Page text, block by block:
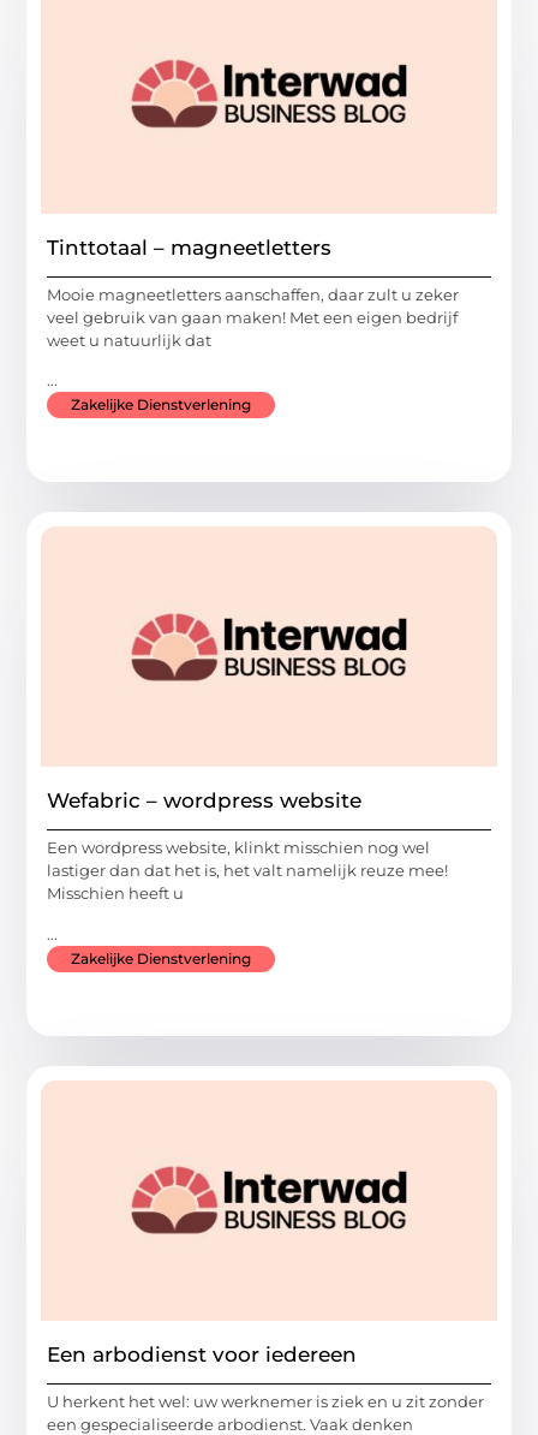
Tinttotaal – magneetletters
Mooie magneetletters aanschaffen, daar zult u zeker
veel gebruik van gaan maken! Met een eigen bedrijf
weet u natuurlijk dat
...
Zakelijke Dienstverlening
Wefabric – wordpress website
Een wordpress website, klinkt misschien nog wel
lastiger dan dat het is, het valt namelijk reuze mee!
Misschien heeft u
...
Zakelijke Dienstverlening
Een arbodienst voor iedereen
U herkent het wel: uw werknemer is ziek en u zit zonder
een gespecialiseerde arbodienst. Vaak denken